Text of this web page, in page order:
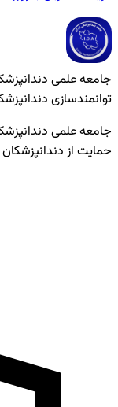
جامعه علمی
توانمندسازی
جامعه علمی
حمایت از